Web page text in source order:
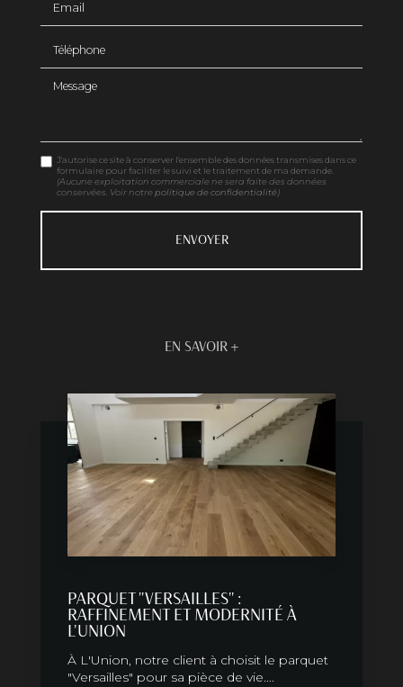
Message
J'autorise ce site à conserver l'ensemble des données transmises dans ce
formulaire pour faciliter le suivi et le traitement de ma demande.
(Aucune exploitation commerciale ne sera faite des données
conservées. Voir notre politique de confidentialité)
EN SAVOIR +
PARQUET "VERSAILLES" :
RAFFINEMENT ET MODERNITÉ À
L'UNION
À L'Union, notre client à choisit le parquet
"Versailles" pour sa pièce de vie....